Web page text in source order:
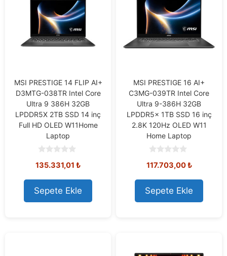
MSI PRESTIGE 14 FLIP AI+
D3MTG-038TR Intel Core
Ultra 9 386H 32GB
LPDDR5X 2TB SSD 14 inç
Full HD OLED W11Home
Laptop
o
t
o
f
5
135.331,01 ₺
Sepete Ekle
MSI PRESTIGE 16 AI+
C3MG-039TR Intel Core
Ultra 9-386H 32GB
LPDDR5x 1TB SSD 16 inç
2.8K 120Hz OLED W11
Home Laptop
o
t
o
f
5
117.703,00₺
Sepete Ekle